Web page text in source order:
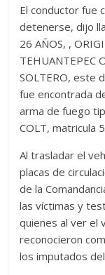
El conductor fue
detenerse, dijo
26 AÑOS, ,
TEHUANTEPEC
SOLTERO, este
fue encontrada
arma de fuego
COLT, matricula
Al trasladar el
placas de
de la
las víctimas y
quienes al ver el
reconocieron
los imputados